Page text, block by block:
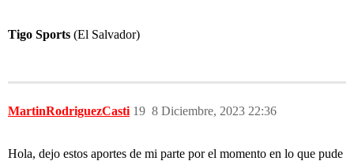
Tigo Sports (El Salvador)
MartinRodriguezCasti 8 Diciembre, 2023 22:36
19
Hola, dejo estos aportes de mi parte por el momento en lo que pude